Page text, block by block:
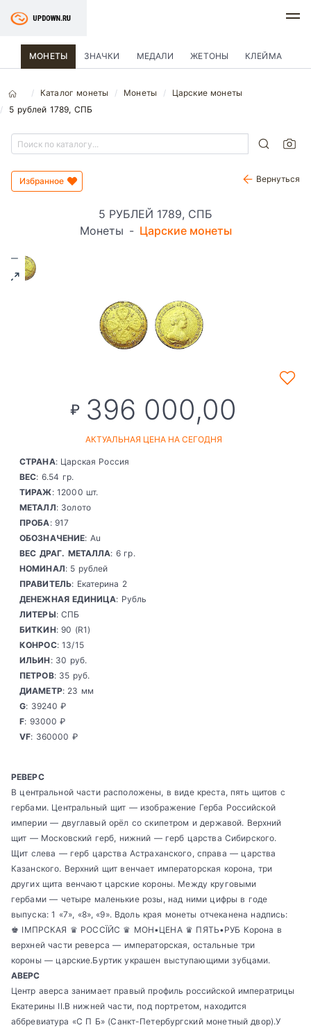
МОНЕТЫ ЗНАЧКИ МЕДАЛИ ЖЕТОНЫ КЛЕЙМА
Каталог монеты Монеты
Царские монеты
5 рублей 1789, СПБ
Избранное Вернуться
5 РУБЛЕЙ 1789, СПБ
Монеты - Царские монеты
₽ 396 000,00
АКТУАЛЬНАЯ ЦЕНА НА СЕГОДНЯ
СТРАНА: Царская Россия
ВЕС: 6.54 гр.
ТИРАЖ: 12000 шт.
МЕТАЛЛ: Золото
ПРОБА: 917
ОБОЗНАЧЕНИЕ: Au
ВЕС ДРАГ. МЕТАЛЛА: 6 гр.
НОМИНАЛ: 5 рублей
ПРАВИТЕЛЬ: Екатерина 2
ДЕНЕЖНАЯ ЕДИНИЦА: Рубль
ЛИТЕРЫ: СПБ
БИТКИН: 90 (R1)
КОНРОС: 13/15
ИЛЬИН: 30 руб.
ПЕТРОВ: 35 руб.
ДИАМЕТР: 23 мм
G: 39240 ₽
F: 93000 ₽
VF: 360000 ₽
РЕВЕРС
В центральной части расположены, в виде креста, пять щитов с
гербами. Центральный щит — изображение Герба Российской
империи — двуглавый орёл со скипетром и державой. Верхний
щит — Московский герб, нижний — герб царства Сибирского.
Щит слева — герб царства Астраханского, справа — царства
Казанского. Верхний щит венчает императорская корона, три
других щита венчают царские короны. Между круговыми
гербами — четыре маленькие розы, над ними цифры в годе
выпуска: 1 «7», «8», «9». Вдоль края монеты отчеканена надпись:
♚ IМПРСКАЯ ♛ РОССÏЙС ♛ МОН•ЦЕНА ♛ ПЯТЬ•РУБ Корона в
верхней части реверса — императорская, остальные три
короны — царские.Буртик украшен выступающими зубцами.
АВЕРС
Центр аверса занимает правый профиль российской императрицы
Екатерины II.В нижней части, под портретом, находится
аббревиатура «С П Б» (Санкт-Петербургский монетный двор).У